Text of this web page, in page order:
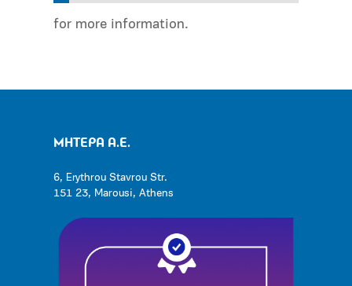
for more information.
ΜΗΤΕΡΑ Α.Ε.
6, Erythrou Stavrou Str.
151 23, Marousi, Athens